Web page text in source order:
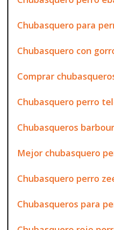
Chubasquero para
Chubasquero con
Comprar
Chubasquero perro
Chubasqueros
Mejor chubasquero
Chubasquero perro
Chubasqueros para